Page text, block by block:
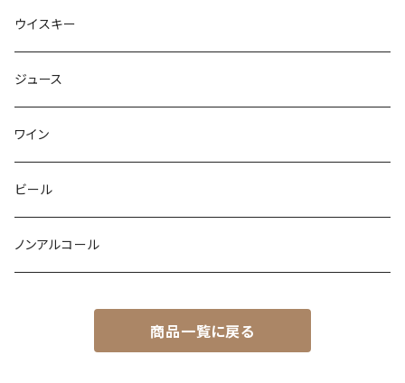
ウイスキー
ジュース
ワイン
ビール
ノンアルコール
商品一覧に戻る